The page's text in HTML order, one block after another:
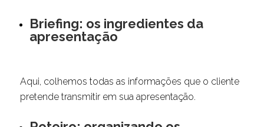
Briefing: os ingredientes da
apresentação
Aqui, colhemos todas as informações que o cliente
pretende transmitir em sua apresentação.